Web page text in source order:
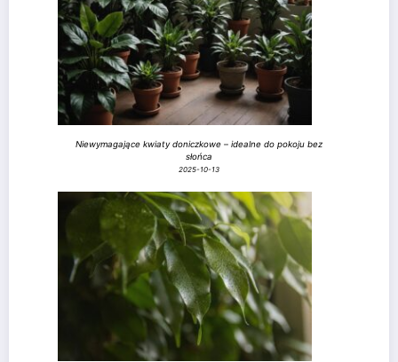
Niewymagające kwiaty doniczkowe – idealne do pokoju bez
słońca
2025-10-13